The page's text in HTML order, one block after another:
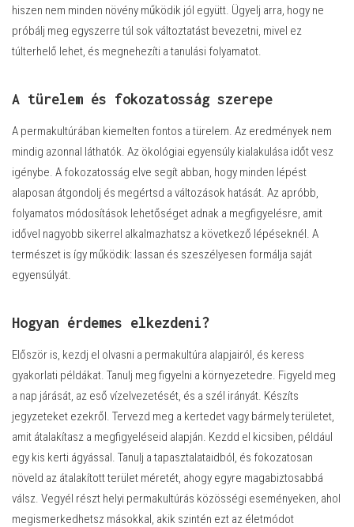
hiszen nem minden növény működik jól együtt. Ügyelj arra, hogy ne
próbálj meg egyszerre túl sok változtatást bevezetni, mivel ez
túlterhelő lehet, és megnehezíti a tanulási folyamatot.
A türelem és fokozatosság szerepe
A permakultúrában kiemelten fontos a türelem. Az eredmények nem
mindig azonnal láthatók. Az ökológiai egyensúly kialakulása időt vesz
igénybe. A fokozatosság elve segít abban, hogy minden lépést
alaposan átgondolj és megértsd a változások hatását. Az apróbb,
folyamatos módosítások lehetőséget adnak a megfigyelésre, amit
idővel nagyobb sikerrel alkalmazhatsz a következő lépéseknél. A
természet is így működik: lassan és szeszélyesen formálja saját
egyensúlyát.
Hogyan érdemes elkezdeni?
Először is, kezdj el olvasni a permakultúra alapjairól, és keress
gyakorlati példákat. Tanulj meg figyelni a környezetedre. Figyeld meg
a nap járását, az eső vízelvezetését, és a szél irányát. Készíts
jegyzeteket ezekről. Tervezd meg a kertedet vagy bármely területet,
amit átalakítasz a megfigyeléseid alapján. Kezdd el kicsiben, például
egy kis kerti ágyással. Tanulj a tapasztalataidból, és fokozatosan
növeld az átalakított terület méretét, ahogy egyre magabiztosabbá
válsz. Vegyél részt helyi permakultúrás közösségi eseményeken, ahol
megismerkedhetsz másokkal, akik szintén ezt az életmódot